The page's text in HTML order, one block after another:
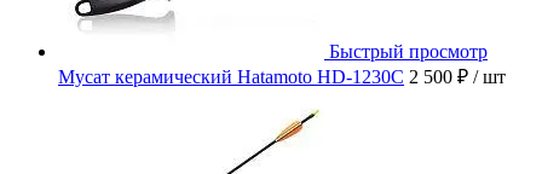
Быстрый просмотр
Мусат керамический Hatamoto HD-1230C 2 500 ₽ / шт